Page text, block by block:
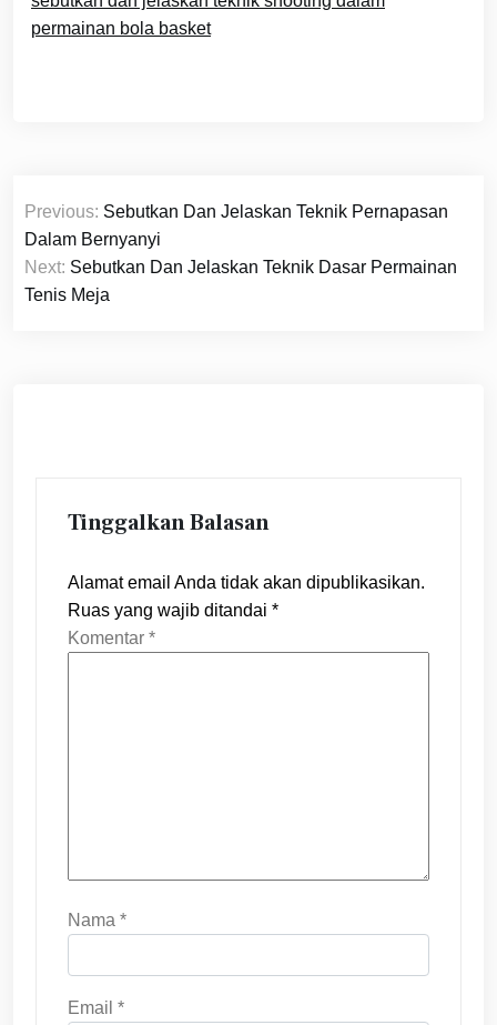
permainan bola basket
Navigasi
pos
Previous: Sebutkan Dan Jelaskan Teknik Pernapasan
Dalam Bernyanyi
Next: Sebutkan Dan Jelaskan Teknik Dasar Permainan
Tenis Meja
Tinggalkan Balasan
Alamat email Anda tidak akan dipublikasikan.
Ruas yang wajib ditandai *
Komentar *
Nama *
Email *